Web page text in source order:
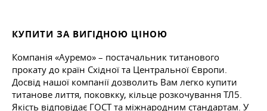
КУПИТИ ЗА ВИГІДНОЮ ЦІНОЮ
Компанія «Ауремо» – постачальник титанового
прокату до країн Східної та Центральної Європи.
Досвід нашої компанії дозволить Вам легко купити
титанове лиття, поковкку, кільце розкочування ТЛ5.
Якість відповідає ГОСТ та міжнародним стандартам. У